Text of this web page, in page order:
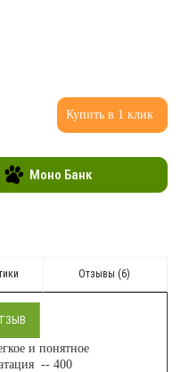
Купить в 1 клик
Моно Банк
Отзывы (6)
и понятное
-- 400